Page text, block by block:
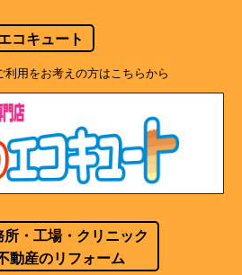
コキュート
利用をお考えの方はこちらから
所・工場・クリニック
動産のリフォーム